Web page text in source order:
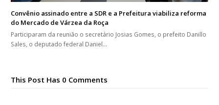
Convênio assinado entre a SDR e a Prefeitura viabiliza reforma
do Mercado de Várzea da Roça
Participaram da reunião o secretário Josias Gomes, o prefeito Danillo
Sales, o deputado federal Daniel…
This Post Has 0 Comments